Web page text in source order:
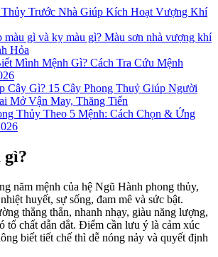
Thủy Trước Nhà Giúp Kích Hoạt Vượng Khí
màu gì và kỵ màu gì? Màu sơn nhà vượng khí
Hỏa
Mình Mệnh Gì? Cách Tra Cứu Mệnh
Cây Gì? 15 Cây Phong Thuỷ Giúp Người
Mở Vận May, Thăng Tiến
Thủy Theo 5 Mệnh: Cách Chọn & Ứng
gì?
năm mệnh của hệ Ngũ Hành phong thủy,
huyết, sự sống, đam mê và sức bật.
thẳng thắn, nhanh nhạy, giàu năng lượng,
tố chất dẫn dắt. Điểm cần lưu ý là cảm xúc
biết tiết chế thì dễ nóng nảy và quyết định